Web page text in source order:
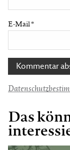
E-Mail*
Das